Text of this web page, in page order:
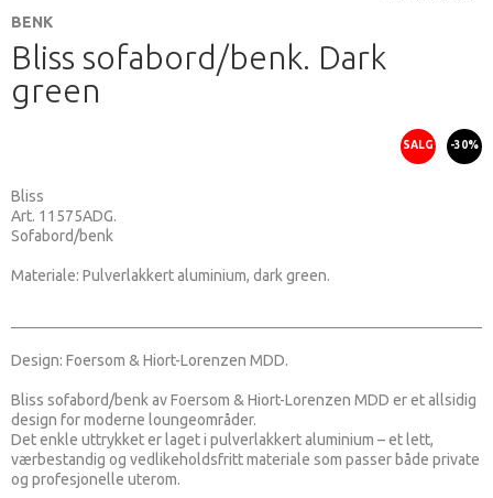
BENK
Bliss sofabord/benk. Dark
green
SALG -30%
Bliss
Art. 11575ADG.
Sofabord/benk
Materiale: Pulverlakkert aluminium, dark green.
Design: Foersom & Hiort-Lorenzen MDD.
Bliss sofabord/benk av Foersom & Hiort-Lorenzen MDD er et allsidig
design for moderne loungeområder.
Det enkle uttrykket er laget i pulverlakkert aluminium – et lett,
værbestandig og vedlikeholdsfritt materiale som passer både private
og profesjonelle uterom.